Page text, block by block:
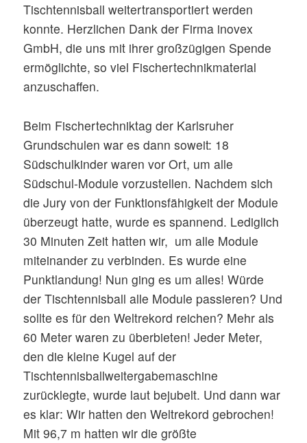
Tischtennisball weitertransportiert werden
konnte. Herzlichen Dank der Firma inovex
GmbH, die uns mit ihrer großzügigen Spende
ermöglichte, so viel Fischertechnikmaterial
anzuschaffen.
Beim Fischertechniktag der Karlsruher
Grundschulen war es dann soweit: 18
Südschulkinder waren vor Ort, um alle
Südschul-Module vorzustellen. Nachdem sich
die Jury von der Funktionsfähigkeit der Module
überzeugt hatte, wurde es spannend. Lediglich
30 Minuten Zeit hatten wir, um alle Module
miteinander zu verbinden. Es wurde eine
Punktlandung! Nun ging es um alles! Würde
der Tischtennisball alle Module passieren? Und
sollte es für den Weltrekord reichen? Mehr als
60 Meter waren zu überbieten! Jeder Meter,
den die kleine Kugel auf der
Tischtennisballweitergabemaschine
zurücklegte, wurde laut bejubelt. Und dann war
es klar: Wir hatten den Weltrekord gebrochen!
Mit 96,7 m hatten wir die größte